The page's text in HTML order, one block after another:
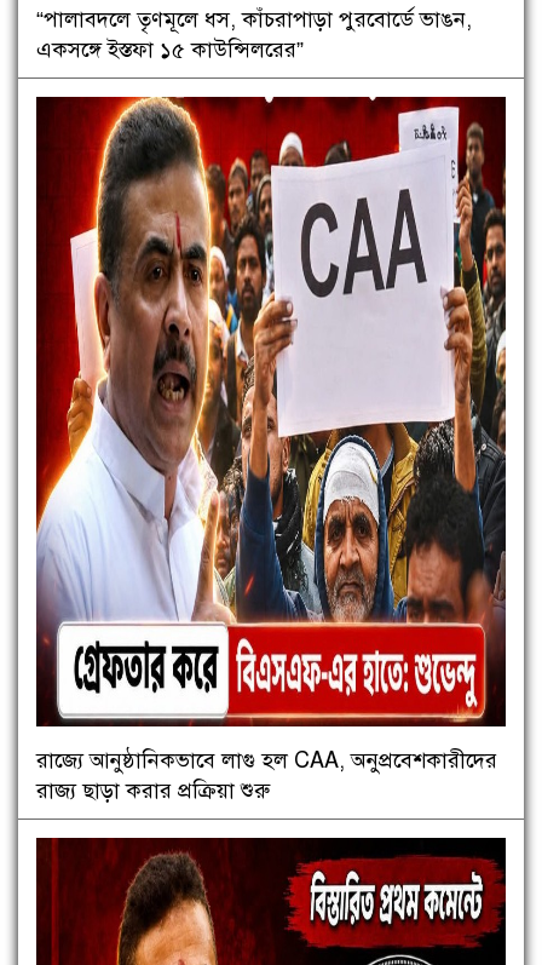
“পালাবদলে তৃণমূলে ধস, কাঁচরাপাড়া পুরবোর্ডে ভাঙন,
একসঙ্গে ইস্তফা ১৫ কাউন্সিলরের”
রাজ্যে আনুষ্ঠানিকভাবে লাগু হল CAA, অনুপ্রবেশকারীদের
রাজ্য ছাড়া করার প্রক্রিয়া শুরু